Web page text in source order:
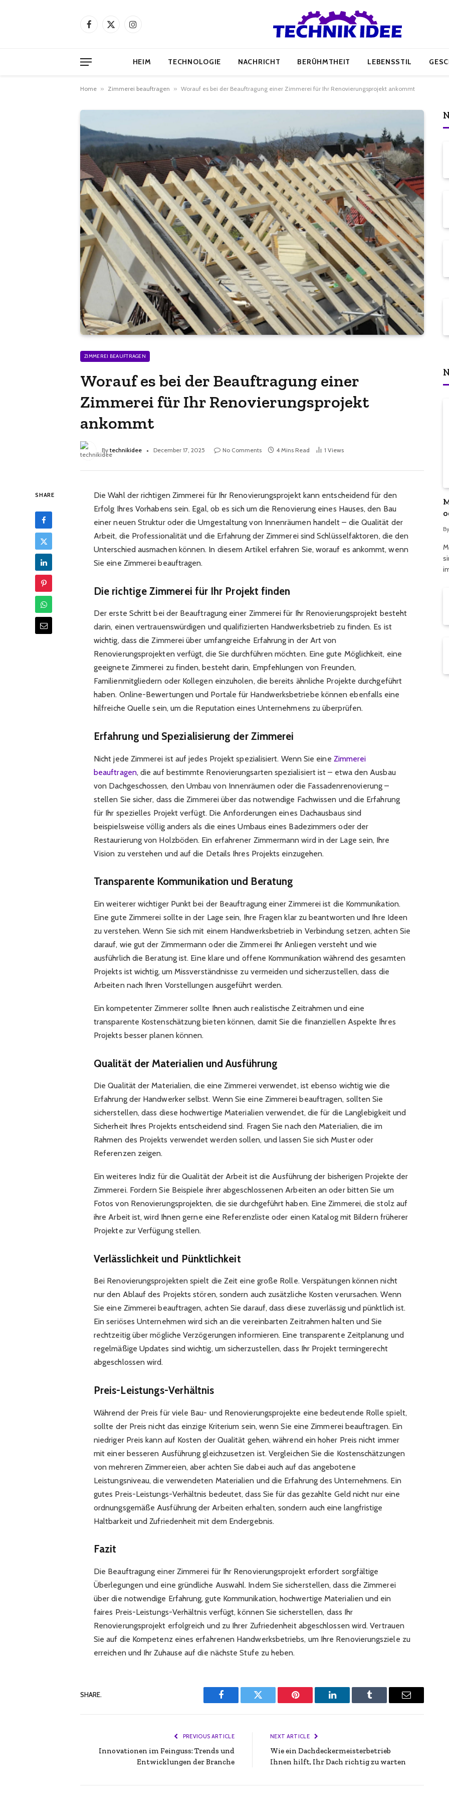
Facebook
X
Instagram
HEIM TECHNOLOGIE NACHRICHT BERÜHMTHEIT LEBENSSTIL
Home » Zimmerei beauftragen » Worauf es bei der Beauftragung einer Zimmerei für Ihr Renovierungsprojekt ankommt
ZIMMEREI BEAUFTRAGEN
Worauf es bei der Beauftragung einer
Zimmerei für Ihr Renovierungsprojekt
ankommt
By technikidee December 17, 2025 No Comments 4 Mins Read 1 Views
SHARE
Die Wahl der richtigen Zimmerei für Ihr Renovierungsprojekt kann entscheidend für den
Erfolg Ihres Vorhabens sein. Egal, ob es sich um die Renovierung eines Hauses, den Bau
einer neuen Struktur oder die Umgestaltung von Innenräumen handelt – die Qualität der
Arbeit, die Professionalität und die Erfahrung der Zimmerei sind Schlüsselfaktoren, die den
Unterschied ausmachen können. In diesem Artikel erfahren Sie, worauf es ankommt, wenn
Sie eine Zimmerei beauftragen.
Die richtige Zimmerei für Ihr Projekt finden
Der erste Schritt bei der Beauftragung einer Zimmerei für Ihr Renovierungsprojekt besteht
darin, einen vertrauenswürdigen und qualifizierten Handwerksbetrieb zu finden. Es ist
wichtig, dass die Zimmerei über umfangreiche Erfahrung in der Art von
Renovierungsprojekten verfügt, die Sie durchführen möchten. Eine gute Möglichkeit, eine
geeignete Zimmerei zu finden, besteht darin, Empfehlungen von Freunden,
Familienmitgliedern oder Kollegen einzuholen, die bereits ähnliche Projekte durchgeführt
haben. Online-Bewertungen und Portale für Handwerksbetriebe können ebenfalls eine
hilfreiche Quelle sein, um die Reputation eines Unternehmens zu überprüfen.
Erfahrung und Spezialisierung der Zimmerei
Nicht jede Zimmerei ist auf jedes Projekt spezialisiert. Wenn Sie eine Zimmerei
beauftragen, die auf bestimmte Renovierungsarten spezialisiert ist – etwa den Ausbau
von Dachgeschossen, den Umbau von Innenräumen oder die Fassadenrenovierung –
stellen Sie sicher, dass die Zimmerei über das notwendige Fachwissen und die Erfahrung
für Ihr spezielles Projekt verfügt. Die Anforderungen eines Dachausbaus sind
beispielsweise völlig anders als die eines Umbaus eines Badezimmers oder der
Restaurierung von Holzböden. Ein erfahrener Zimmermann wird in der Lage sein, Ihre
Vision zu verstehen und auf die Details Ihres Projekts einzugehen.
Transparente Kommunikation und Beratung
Ein weiterer wichtiger Punkt bei der Beauftragung einer Zimmerei ist die Kommunikation.
Eine gute Zimmerei sollte in der Lage sein, Ihre Fragen klar zu beantworten und Ihre Ideen
zu verstehen. Wenn Sie sich mit einem Handwerksbetrieb in Verbindung setzen, achten Sie
darauf, wie gut der Zimmermann oder die Zimmerei Ihr Anliegen versteht und wie
ausführlich die Beratung ist. Eine klare und offene Kommunikation während des gesamten
Projekts ist wichtig, um Missverständnisse zu vermeiden und sicherzustellen, dass die
Arbeiten nach Ihren Vorstellungen ausgeführt werden.
Ein kompetenter Zimmerer sollte Ihnen auch realistische Zeitrahmen und eine
transparente Kostenschätzung bieten können, damit Sie die finanziellen Aspekte Ihres
Projekts besser planen können.
Qualität der Materialien und Ausführung
Die Qualität der Materialien, die eine Zimmerei verwendet, ist ebenso wichtig wie die
Erfahrung der Handwerker selbst. Wenn Sie eine Zimmerei beauftragen, sollten Sie
sicherstellen, dass diese hochwertige Materialien verwendet, die für die Langlebigkeit und
Sicherheit Ihres Projekts entscheidend sind. Fragen Sie nach den Materialien, die im
Rahmen des Projekts verwendet werden sollen, und lassen Sie sich Muster oder
Referenzen zeigen.
Ein weiteres Indiz für die Qualität der Arbeit ist die Ausführung der bisherigen Projekte der
Zimmerei. Fordern Sie Beispiele ihrer abgeschlossenen Arbeiten an oder bitten Sie um
Fotos von Renovierungsprojekten, die sie durchgeführt haben. Eine Zimmerei, die stolz auf
ihre Arbeit ist, wird Ihnen gerne eine Referenzliste oder einen Katalog mit Bildern früherer
Projekte zur Verfügung stellen.
Verlässlichkeit und Pünktlichkeit
Bei Renovierungsprojekten spielt die Zeit eine große Rolle. Verspätungen können nicht
nur den Ablauf des Projekts stören, sondern auch zusätzliche Kosten verursachen. Wenn
Sie eine Zimmerei beauftragen, achten Sie darauf, dass diese zuverlässig und pünktlich ist.
Ein seriöses Unternehmen wird sich an die vereinbarten Zeitrahmen halten und Sie
rechtzeitig über mögliche Verzögerungen informieren. Eine transparente Zeitplanung und
regelmäßige Updates sind wichtig, um sicherzustellen, dass Ihr Projekt termingerecht
abgeschlossen wird.
Preis-Leistungs-Verhältnis
Während der Preis für viele Bau- und Renovierungsprojekte eine bedeutende Rolle spielt,
sollte der Preis nicht das einzige Kriterium sein, wenn Sie eine Zimmerei beauftragen. Ein
niedriger Preis kann auf Kosten der Qualität gehen, während ein hoher Preis nicht immer
mit einer besseren Ausführung gleichzusetzen ist. Vergleichen Sie die Kostenschätzungen
von mehreren Zimmereien, aber achten Sie dabei auch auf das angebotene
Leistungsniveau, die verwendeten Materialien und die Erfahrung des Unternehmens. Ein
gutes Preis-Leistungs-Verhältnis bedeutet, dass Sie für das gezahlte Geld nicht nur eine
ordnungsgemäße Ausführung der Arbeiten erhalten, sondern auch eine langfristige
Haltbarkeit und Zufriedenheit mit dem Endergebnis.
Fazit
Die Beauftragung einer Zimmerei für Ihr Renovierungsprojekt erfordert sorgfältige
Überlegungen und eine gründliche Auswahl. Indem Sie sicherstellen, dass die Zimmerei
über die notwendige Erfahrung, gute Kommunikation, hochwertige Materialien und ein
faires Preis-Leistungs-Verhältnis verfügt, können Sie sicherstellen, dass Ihr
Renovierungsprojekt erfolgreich und zu Ihrer Zufriedenheit abgeschlossen wird. Vertrauen
Sie auf die Kompetenz eines erfahrenen Handwerksbetriebs, um Ihre Renovierungsziele zu
erreichen und Ihr Zuhause auf die nächste Stufe zu heben.
SHARE.
Facebook Twitter Pinterest LinkedIn Tumblr Email
PREVIOUS ARTICLE
Innovationen im Feinguss: Trends und
Entwicklungen der Branche
NEXT ARTICLE
Wie ein Dachdeckermeisterbetrieb
Ihnen hilft, Ihr Dach richtig zu warten
By